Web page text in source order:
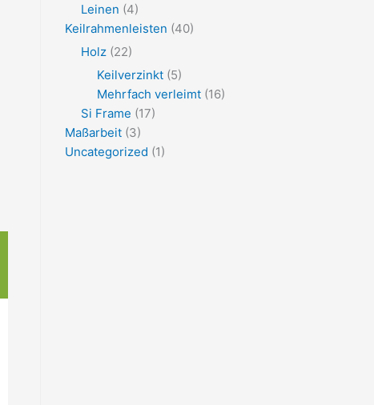
Leinen (4)
Keilrahmenleisten (40)
Holz (22)
Keilverzinkt (5)
Mehrfach verleimt (16)
Si Frame (17)
Maßarbeit (3)
Uncategorized (1)